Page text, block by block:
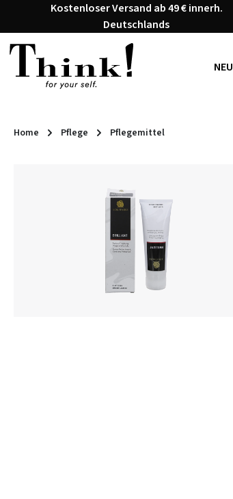
Hauptinhalt springen
Zur Suche springen
Zur Hauptnavigation springen
Kostenloser Versand ab 49 € innerh.
Deutschlands
NEU
Home Pflege Pflegemittel